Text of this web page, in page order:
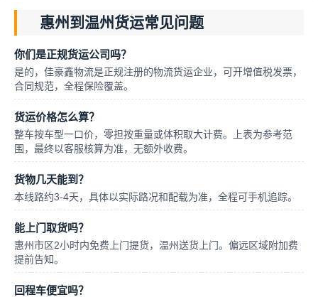
惠州到温州货运常见问题
你们是正规货运公司吗？
是的，佳豪鑫物流是正规注册的物流货运企业，可开增值税发票，
合同规范，全程保险覆盖。
货运价格怎么算？
整车按车型一口价，零担按重量或体积取大计费。上表为参考范
围，最终以客服核算为准，无额外收费。
货物几天能到？
本线路约3-4天，具体以实际路况和配载为准，全程可手机追踪。
能上门取货吗？
惠州市区2小时内免费上门提货，温州送货上门。偏远区域附加费
提前告知。
回程车便宜吗？